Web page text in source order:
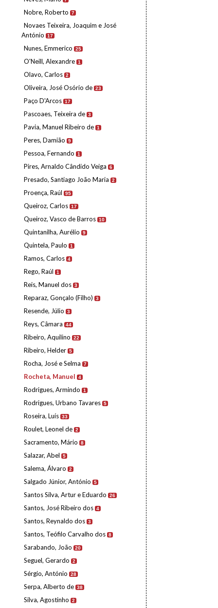
Nobre, Roberto 7
Novaes Teixeira, Joaquim e José
António
17
Nunes, Emmerico 25
O'Neill, Alexandre 1
Olavo, Carlos 2
Oliveira, José Osório de 23
Paço D'Arcos 17
Pascoaes, Teixeira de 3
Pavia, Manuel Ribeiro de 1
Peres, Damião 9
Pessoa, Fernando 1
Pires, Arnaldo Cândido Veiga 6
Presado, Santiago João Maria 2
Proença, Raúl 95
Queiroz, Carlos 17
Queiroz, Vasco de Barros 10
Quintanilha, Aurélio 9
Quintela, Paulo 1
Ramos, Carlos 4
Rego, Raúl 1
Reis, Manuel dos 3
Reparaz, Gonçalo (Filho) 3
Resende, Júlio 3
Reys, Câmara 44
Ribeiro, Aquilino 22
Ribeiro, Helder 5
Rocha, José e Selma 7
Rocheta, Manuel 4
Rodrigues, Armindo 1
Rodrigues, Urbano Tavares 5
Roseira, Luís 33
Roulet, Leonel de 2
Sacramento, Mário 8
Salazar, Abel 5
Salema, Álvaro 2
Salgado Júnior, António 5
Santos Silva, Artur e Eduardo 26
Santos, José Ribeiro dos 4
Santos, Reynaldo dos 3
Santos, Teófilo Carvalho dos 8
Sarabando, João 20
Seguel, Gerardo 2
Sérgio, António 28
Serpa, Alberto de 38
Silva, Agostinho 2